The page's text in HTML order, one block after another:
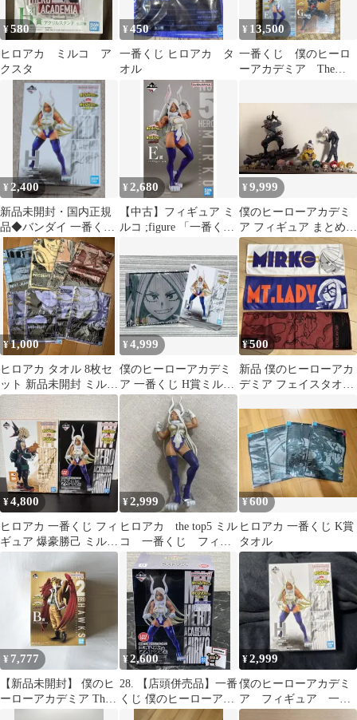
¥580
ヒロアカ ミルコ ア
クスタ
¥450
一番くじ ヒロアカ タ
オル
¥ 13,500
一番くじ 僕のヒーロ
ーアカデミア The
¥ 2,400
新品未開封・国内正規
品◆バンダイ 一番くじ
僕のヒーローアカデミ
ア H賞 ミルコ
¥ 2,680
【中古】フィギュア ミ
ルコ ;figure 「一番くじ
ア The Top 5!」 E賞 フ
ィギュア
¥9,999
僕のヒーローアカデミ
ア フィギュア まとめ売
り死柄木弔 峰田実 一番
くじ8月9〆
¥1,000
ヒロアカ タオル 8枚セ
ット 新品未開封 ミル
コ Mt.レディ まとめ
売り
¥4,999
僕のヒーローアカデミ
ア 一番くじ H賞ミルコ
フィギュア タオル セッ
ト
¥500
新品 僕のヒーローアカ
デミア フェイスタオル
¥4,800
ヒロアカ 一番くじ フィ
ギュア 爆豪勝己 ミルコ
¥2,999
ヒロアカ the top5 ミル
コ 一番くじ フィギ
ュア
¥600
ヒロアカ 一番くじ K賞
タオル
¥ 7,777
【新品未開封】 僕のヒ
ーローアカデミア The
¥2,600
28. 【店頭併売品】一番
くじ 僕のヒーローアカ
デミア 突入 ラストワン
¥2,999
僕のヒーローアカデミ
ア フィギュア 一番
くじ 突入